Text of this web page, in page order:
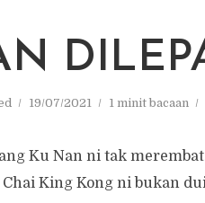
19/07/2021 1 minit bacaan
Ku Nan ni tak
Chai King Kong ni bukan